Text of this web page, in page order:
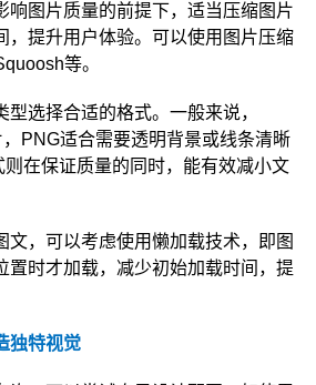
响图片质量的前提下，适当压缩图片
，提升用户体验。可以使用图片压缩
等。
选择合适的格式。一般来说，
PNG适合需要透明背景或线条清晰
在保证质量的同时，能有效减小文
文，可以考虑使用懒加载技术，即图
置时才加载，减少初始加载时间，提
独特视觉